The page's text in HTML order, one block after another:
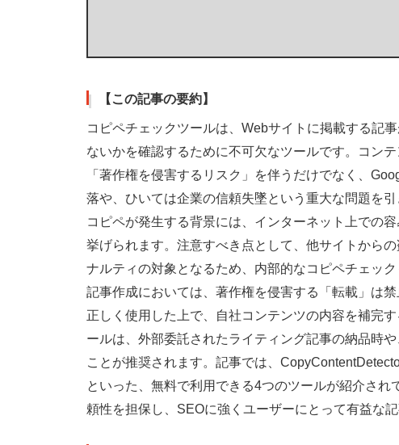
【この記事の要約】
コピペチェックツールは、Webサイトに掲載する記
ないかを確認するために不可欠なツールです。コン
「著作権を侵害するリスク」を伴うだけでなく、
落や、ひいては企業の信頼失墜という重大な問題を
コピペが発生する背景には、インターネット上での
挙げられます。注意すべき点として、他サイトから
ナルティの対象となるため、内部的なコピペチェック
記事作成においては、著作権を侵害する「転載」は
正しく使用した上で、自社コンテンツの内容を補完
ールは、外部委託されたライティング記事の納品時
ことが推奨されます。記事では、
といった、無料で利用できる4つのツールが紹介さ
頼性を担保し、SEOに強くユーザーにとって有益な